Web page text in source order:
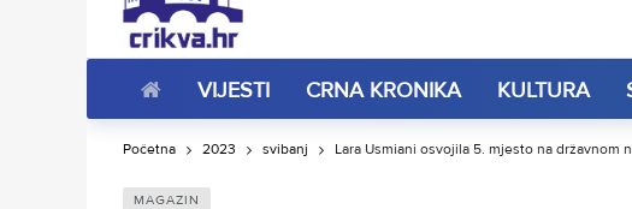
VIJESTI CRNA KRONIKA KULTURA
Početna 2023 svibanj Lara Usmiani osvojila 5. mjesto na državnom
MAGAZIN